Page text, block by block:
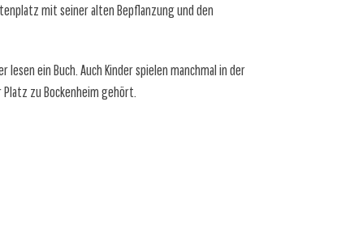
mit seiner alten Bepflanzung und den
ein Buch. Auch Kinder spielen manchmal in der
zu Bockenheim gehört.